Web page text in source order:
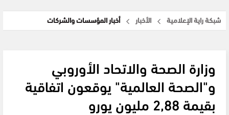
شبكة راية الإعلامية الأخبار أخبار المؤسسات والشركات
وزارة الصحة والاتحاد الأوروبي
و"الصحة العالمية" يوقعون اتفاقية
بقيمة 2,88 مليون يورو